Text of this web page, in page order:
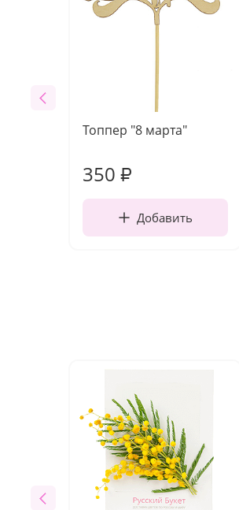
Топпер "8 марта"
350 ₽
Добавить